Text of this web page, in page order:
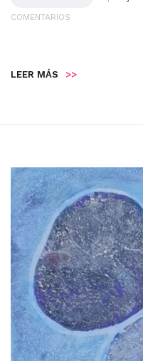
COMENTARIOS
LEER MÁS >>